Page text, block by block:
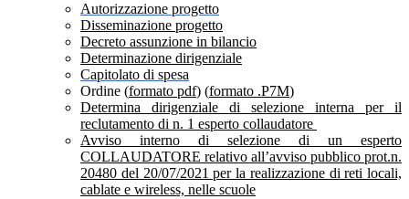
Autorizzazione progetto
Disseminazione progetto
Decreto assunzione in bilancio
Determinazione dirigenziale
Capitolato di spesa
Ordine (formato pdf) (formato .P7M)
Determina dirigenziale di selezione interna per il
reclutamento di n. 1 esperto collaudatore
Avviso interno di selezione di un esperto
COLLAUDATORE relativo all’avviso pubblico prot.n.
20480 del 20/07/2021 per la realizzazione di reti locali,
cablate e wireless, nelle scuole